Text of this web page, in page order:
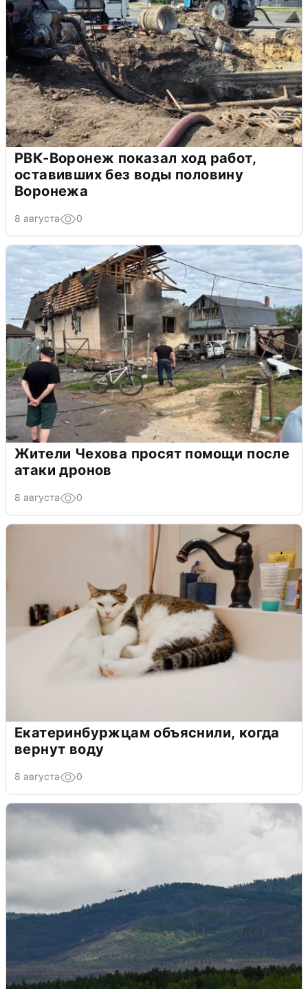
РВК-Воронеж показал ход работ,
оставивших без воды половину
Воронежа
8 августа 0
Жители Чехова просят помощи после
атаки дронов
8 августа 0
Екатеринбуржцам объяснили, когда
вернут воду
8 августа 0